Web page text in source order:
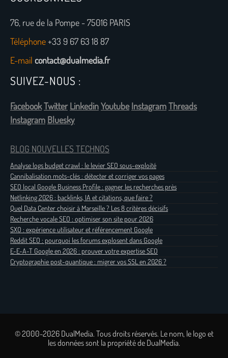
76, rue de la Pompe - 75016 PARIS
Téléphone+33 9 67 63 18 87
E-mail contact@dualmedia.fr
SUIVEZ-NOUS :
FacebookTwitter LinkedinYoutube InstagramThreads
Instagram Bluesky
BLOG NOUVELLES TECHNOS
Analyse logs budget crawl : le levier SEO sous-exploité
Cannibalisation mots-clés : détecter et corriger vos pages
SEO local Google Business Profile : gagner les recherches près
Netlinking 2026 : backlinks, IA et citations, que faire ?
Quel Data Center choisir à Marseille ? Les 8 critères décisifs
Recherche vocale SEO : optimiser son site pour 2026
SXO : expérience utilisateur et référencement Google
Reddit SEO : pourquoi les forums explosent dans Google
E-E-A-T Google en 2026 : prouver votre expertise SEO
Cryptographie post-quantique : migrer vos SSL en 2026 ?
© 2000-2026 DualMedia. Tous droits réservés. Le nom, le logo et
les données sont la propriété de DualMedia.